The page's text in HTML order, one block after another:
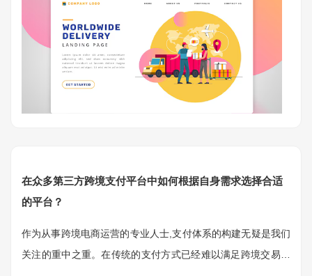
在众多第三方跨境支付平台中如何根据自身需求选择合适
的平台？
作为从事跨境电商运营的专业人士,支付体系的构建无疑是我们
关注的重中之重。在传统的支付方式已经难以满足跨境交易需